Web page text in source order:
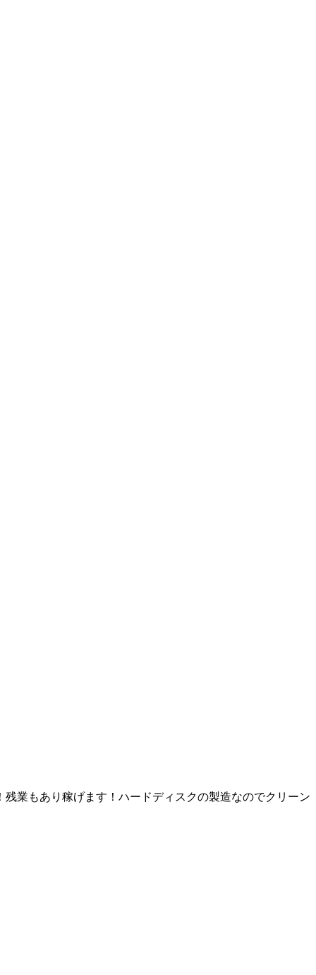
業もあり稼げます！ハードディスクの製造なのでクリーン